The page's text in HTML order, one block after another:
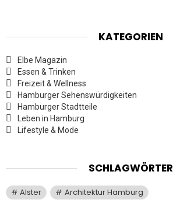
KATEGORIEN
Elbe Magazin
Essen & Trinken
Freizeit & Wellness
Hamburger Sehenswürdigkeiten
Hamburger Stadtteile
Leben in Hamburg
Lifestyle & Mode
SCHLAGWÖRTER
Alster
Architektur Hamburg